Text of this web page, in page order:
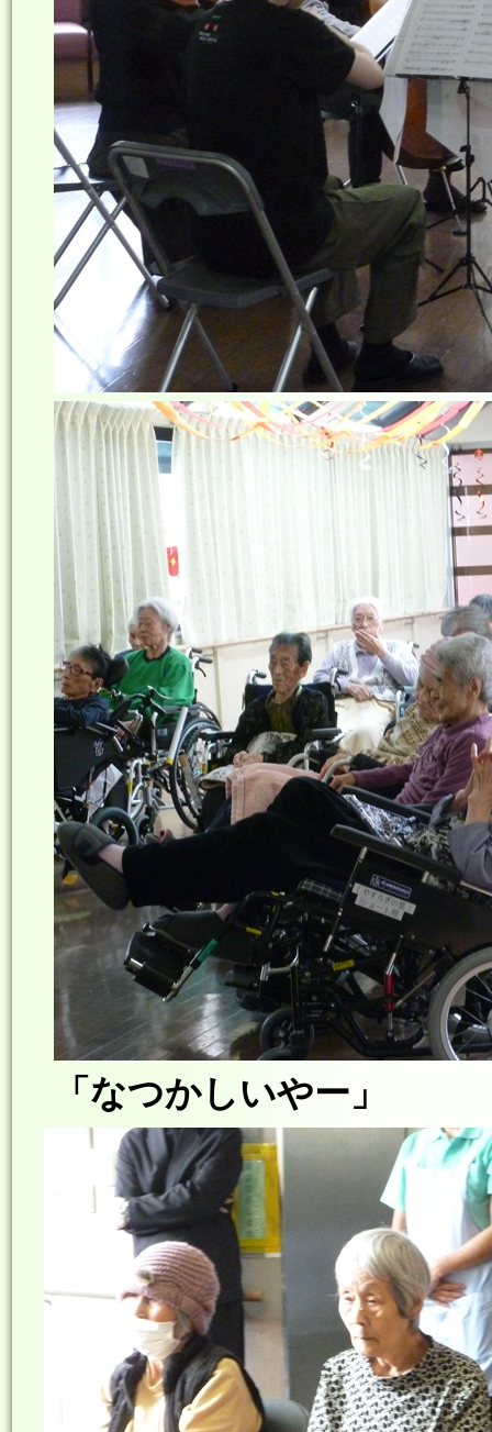
「なつかしいやー」